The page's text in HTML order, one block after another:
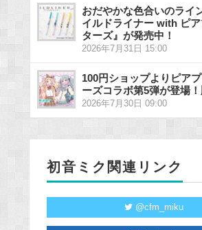
おだやかな色合いのライ
イルドライナー with ピ
ターズ』が発売中！
2026年7月31日 15:00
100円ショップよりピア
ーズコラボ第5弾が登場
2026年7月30日 09:00
初音ミク関連リンク
@cfm_miku